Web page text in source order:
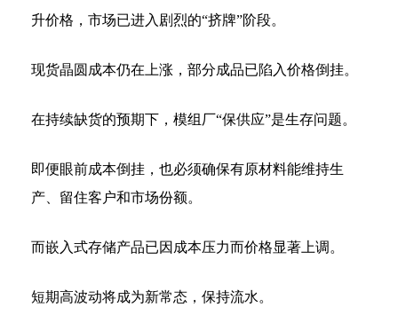
升价格，市场已进入剧烈的“挤牌”阶段。
现货晶圆成本仍在上涨，部分成品已陷入价格倒挂。
在持续缺货的预期下，模组厂“保供应”是生存问题。
即便眼前成本倒挂，也必须确保有原材料能维持生
产、留住客户和市场份额。
而嵌入式存储产品已因成本压力而价格显著上调。
短期高波动将成为新常态，保持流水。